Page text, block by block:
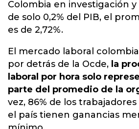
Colombia en investigación
de solo 0,2% del PIB, el
es de 2,72%.
El mercado laboral
por detrás de la Ocde, la
laboral por hora solo
parte del promedio de la
vez, 86% de los
el país tienen ganancias